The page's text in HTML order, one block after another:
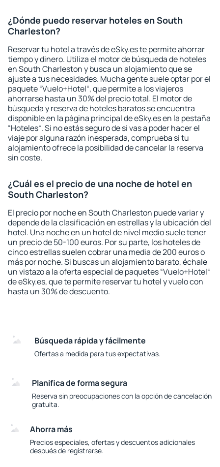
¿Dónde puedo reservar hoteles en South
Charleston?
Reservar tu hotel a través de eSky.es te permite ahorrar
tiempo y dinero. Utiliza el motor de búsqueda de hoteles
en South Charleston y busca un alojamiento que se
ajuste a tus necesidades. Mucha gente suele optar por el
paquete “Vuelo+Hotel“, que permite a los viajeros
ahorrarse hasta un 30% del precio total. El motor de
búsqueda y reserva de hoteles baratos se encuentra
disponible en la página principal de eSky.es en la pestaña
“Hoteles“. Si no estás seguro de si vas a poder hacer el
viaje por alguna razón inesperada, comprueba si tu
alojamiento ofrece la posibilidad de cancelar la reserva
sin coste.
¿Cuál es el precio de una noche de hotel en
South Charleston?
El precio por noche en South Charleston puede variar y
depende de la clasificación en estrellas y la ubicación del
hotel. Una noche en un hotel de nivel medio suele tener
un precio de 50-100 euros. Por su parte, los hoteles de
cinco estrellas suelen cobrar una media de 200 euros o
más por noche. Si buscas un alojamiento barato, échale
un vistazo a la oferta especial de paquetes “Vuelo+Hotel“
de eSky.es, que te permite reservar tu hotel y vuelo con
hasta un 30% de descuento.
Búsqueda rápida y fácilmente
Ofertas a medida para tus expectativas.
Planifica de forma segura
Reserva sin preocupaciones con la opción de cancelación
gratuita.
Ahorra más
Precios especiales, ofertas y descuentos adicionales
después de registrarse.